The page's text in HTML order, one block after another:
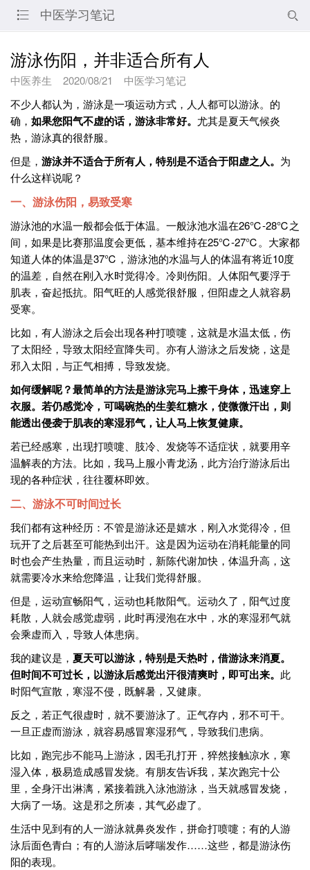
 中医学习笔记 
游泳伤阳，并非适合所有人
中医养生 2020/08/21
中医学习笔记
不少人都认为，游泳是一项运动方式，人人都可以游泳。的
确， 如果您阳气不虚的话，游泳非常好。 尤其是夏天气候炎
热，游泳真的很舒服。
但是， 游泳并不适合于所有人，特别是不适合于阳虚之人。 为
什么这样说呢？
一、游泳伤阳，易致受寒
游泳池的水温一般都会低于体温。一般泳池水温在26℃-28℃之
间，如果是比赛那温度会更低，基本维持在25℃-27℃。大家都
知道人体的体温是37℃，游泳池的水温与人的体温有将近10度
的温差，自然在刚入水时觉得冷。冷则伤阳。人体阳气要浮于
肌表，奋起抵抗。阳气旺的人感觉很舒服，但阳虚之人就容易
受寒。
比如，有人游泳之后会出现各种打喷嚏，这就是水温太低，伤
了太阳经，导致太阳经宣降失司。亦有人游泳之后发烧，这是
邪入太阳，与正气相搏，导致发烧。
如何缓解呢？最简单的方法是游泳完马上擦干身体，迅速穿上
衣服。若仍感觉冷，可喝碗热的生姜红糖水，使微微汗出，则
能透出侵袭于肌表的寒湿邪气，让人马上恢复健康。
若已经感寒，出现打喷嚏、肢冷、发烧等不适症状，就要用辛
温解表的方法。比如，我马上服小青龙汤，此方治疗游泳后出
现的各种症状，往往覆杯即效。
二、游泳不可时间过长
我们都有这种经历：不管是游泳还是嬉水，刚入水觉得冷，但
玩开了之后甚至可能热到出汗。这是因为运动在消耗能量的同
时也会产生热量，而且运动时，新陈代谢加快，体温升高，这
就需要冷水来给您降温，让我们觉得舒服。
但是，运动宣畅阳气，运动也耗散阳气。运动久了，阳气过度
耗散，人就会感觉虚弱，此时再浸泡在水中，水的寒湿邪气就
会乘虚而入，导致人体患病。
我的建议是， 夏天可以游泳，特别是天热时，借游泳来消夏。
但时间不可过长，以游泳后感觉出汗很清爽时，即可出来。 此
时阳气宣散，寒湿不侵，既解暑，又健康。
反之，若正气很虚时，就不要游泳了。正气存内，邪不可干。
一旦正虚而游泳，就容易感冒寒湿邪气，导致我们患病。
比如，跑完步不能马上游泳，因毛孔打开，猝然接触凉水，寒
湿入体，极易造成感冒发烧。有朋友告诉我，某次跑完十公
里，全身汗出淋漓，紧接着跳入泳池游泳，当天就感冒发烧，
大病了一场。这是邪之所凑，其气必虚了。
生活中见到有的人一游泳就鼻炎发作，拼命打喷嚏；有的人游
泳后面色青白；有的人游泳后哮喘发作……这些，都是游泳伤
阳的表现。